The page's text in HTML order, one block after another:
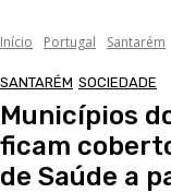
Início Portugal Santarém
SANTARÉM SOCIEDADE
Municípios
ficam
de Saúde a